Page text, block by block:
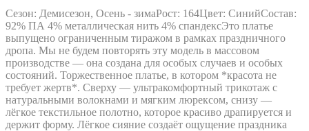
Сезон: Демисезон, Осень - зимаРост: 164Цвет: СинийСостав:
92% ПА 4% металлическая нить 4% спандексЭто платье
выпущено ограниченным тиражом в рамках праздничного
дропа. Мы не будем повторять эту модель в массовом
производстве — она создана для особых случаев и особых
состояний. Торжественное платье, в котором *красота не
требует жертв*. Сверху — ультракомфортный трикотаж с
натуральными волокнами и мягким люрексом, снизу —
лёгкое текстильное полотно, которое красиво драпируется и
держит форму. Лёгкое сияние создаёт ощущение праздника